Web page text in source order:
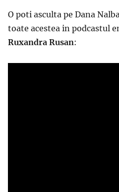
O poti asculta pe Dana
toate acestea in podcastul
Ruxandra Rusan: